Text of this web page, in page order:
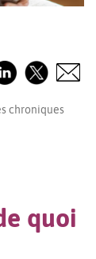
chroniques
quoi